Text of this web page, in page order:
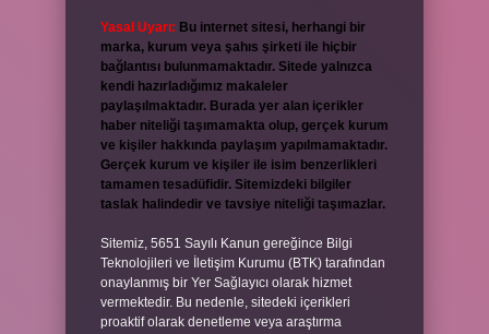
Yasal Uyarı: Bu internet sitesi, herhangi bir
marka, kurum veya şahıs şirketi ile hiçbir
bağlantısı bulunmamaktadır. Sitede yalnızca
kendi hazırladığımız makaleler
paylaşılmaktadır. Burada yer alan içerikler
haber niteliği taşımamakta olup, gerçek kurum
ve kişiler hakkında paylaşım yapılmamaktadır.
Gerçek kurum ve kişiler ile isim benzerlikleri
tamamen tesadüfidir. Sitemizdeki bilgiler
taslak halindedir ve tavsiye niteliği taşımazlar.
Sitemiz, 5651 Sayılı Kanun gereğince Bilgi
Teknolojileri ve İletişim Kurumu (BTK) tarafından
onaylanmış bir Yer Sağlayıcı olarak hizmet
vermektedir. Bu nedenle, sitedeki içerikleri
proaktif olarak denetleme veya araştırma